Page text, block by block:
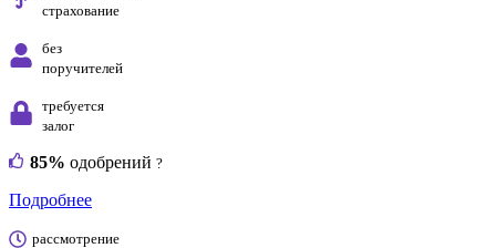
страхование
без
поручителей
требуется
залог
85% одобрений ?
Подробнее
рассмотрение